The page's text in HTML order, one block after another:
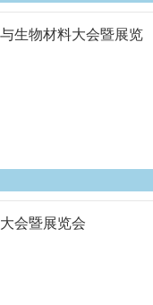
生物材料大会暨展览
会暨展览会